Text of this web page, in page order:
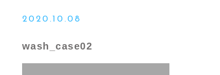
2020.10.08
wash_case02